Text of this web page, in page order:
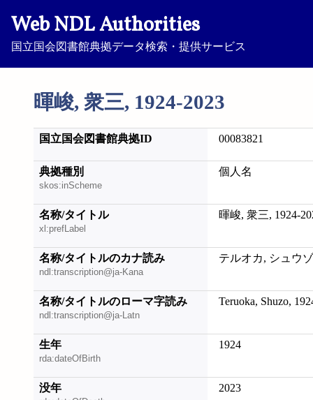
Web NDL Authorities
国立国会図書館典拠データ検索・提供サービス
暉峻, 衆三, 1924-2023
国立国会図書館典拠ID 00083821
典拠種別
skos:inScheme
個人名
名称/タイトル
xl:prefLabel
暉峻, 衆三, 1924-
名称/タイトルのカナ読み
ndl:transcription@ja-Kana
テルオカ, シュウ
名称/タイトルのローマ字読み
ndl:transcription@ja-Latn
Teruoka, Shuzo,
生年
rda:dateOfBirth
1924
没年 2023